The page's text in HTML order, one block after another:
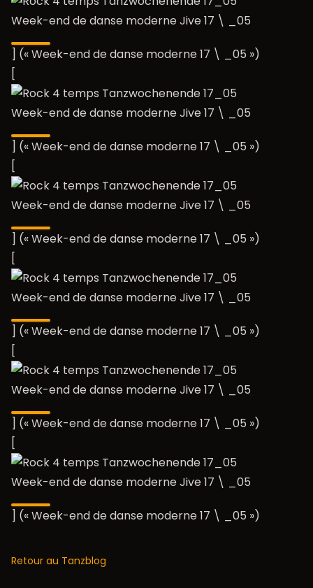
Week-end de danse moderne Jive 17 \ _05
] (« Week-end de danse moderne 17 \ _05 »)
[
Week-end de danse moderne Jive 17 \ _05
] (« Week-end de danse moderne 17 \ _05 »)
[
Week-end de danse moderne Jive 17 \ _05
] (« Week-end de danse moderne 17 \ _05 »)
[
Week-end de danse moderne Jive 17 \ _05
] (« Week-end de danse moderne 17 \ _05 »)
[
Week-end de danse moderne Jive 17 \ _05
] (« Week-end de danse moderne 17 \ _05 »)
[
Week-end de danse moderne Jive 17 \ _05
] (« Week-end de danse moderne 17 \ _05 »)
Retour au Tanzblog